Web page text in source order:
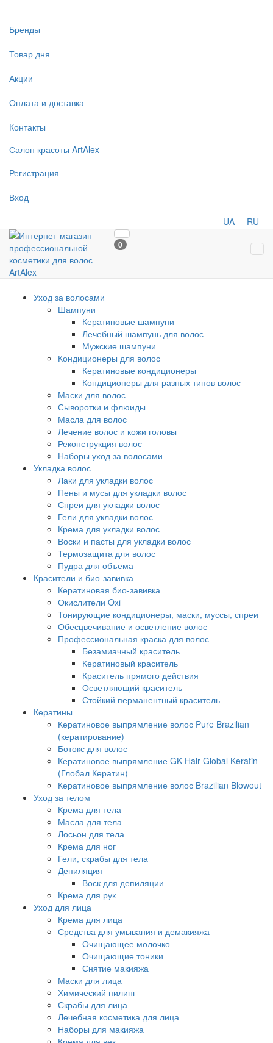
Бренды
Товар дня
Акции
Оплата и доставка
Контакты
Салон красоты ArtAlex
Регистрация
Вход
UA RU
0
Уход за волосами
Шампуни
Кератиновые шампуни
Лечебный шампунь для волос
Мужские шампуни
Кондиционеры для волос
Кератиновые кондиционеры
Кондиционеры для разных типов волос
Маски для волос
Сыворотки и флюиды
Масла для волос
Лечение волос и кожи головы
Реконструкция волос
Наборы уход за волосами
Укладка волос
Лаки для укладки волос
Пены и мусы для укладки волос
Спреи для укладки волос
Гели для укладки волос
Крема для укладки волос
Воски и пасты для укладки волос
Термозащита для волос
Пудра для объема
Красители и био-завивка
Кератиновая био-завивка
Окислители Oxi
Тонирующие кондиционеры, маски, муссы, спреи
Обесцвечивание и осветление волос
Профессиональная краска для волос
Безамиачный краситель
Кератиновый краситель
Краситель прямого действия
Осветляющий краситель
Стойкий перманентный краситель
Кератины
Кератиновое выпрямление волос Pure Brazilian
(кератирование)
Ботокс для волос
Кератиновое выпрямление GK Hair Global Keratin
(Глобал Кератин)
Кератиновое выпрямление волос Brazilian Blowout
Уход за телом
Крема для тела
Масла для тела
Лосьон для тела
Крема для ног
Гели, скрабы для тела
Депиляция
Воск для депиляции
Крема для рук
Уход для лица
Крема для лица
Средства для умывания и демакияжа
Очищающее молочко
Очищающие тоники
Снятие макияжа
Маски для лица
Химический пилинг
Скрабы для лица
Лечебная косметика для лица
Наборы для макияжа